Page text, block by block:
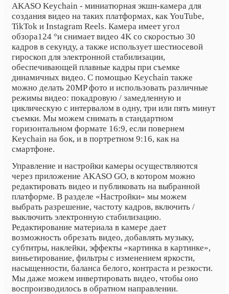
AKASO Keychain - миниатюрная экшн-камера для
создания видео на таких платформах, как YouTube,
TikTok и Instagram Reels. Камера имеет угол
обзора124 °и снимает видео 4K со скоростью 30
кадров в секунду, а также использует шестиосевой
гироскоп для электронной стабилизации,
обеспечивающей плавные кадры при съемке
динамичных видео. С помощью Keychain также
можно делать 20MP фото и использовать различные
режимы видео: покадровую / замедленную и
циклическую с интервалом в одну, три или пять минут
съемки. Мы можем снимать в стандартном
горизонтальном формате 16:9, если повернем
Keychain на бок, и в портретном 9:16, как на
смартфоне.
Управление и настройки камеры осуществляются
через приложение AKASO GO, в котором можно
редактировать видео и публиковать на выбранной
платформе. В разделе «Настройки» мы можем
выбрать разрешение, частоту кадров, включить /
выключить электронную стабилизацию.
Редактирование материала в камере дает
возможность обрезать видео, добавлять музыку,
субтитры, наклейки, эффекты «картинка в картинке»,
виньетирование, фильтры с изменением яркости,
насыщенности, баланса белого, контраста и резкости.
Мы даже можем инвертировать видео, чтобы оно
воспроизводилось в обратном направлении.